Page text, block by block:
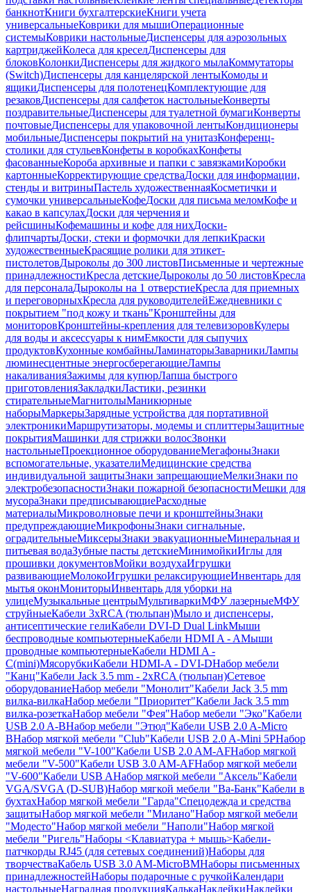
банкнотКниги бухгалтерскиеКниги учета
универсальныеКоврики для мышиОперационные
системыКоврики настольныеДиспенсеры для аэрозольных
картриджейКолеса для креселДиспенсеры для
блоковКолонкиДиспенсеры для жидкого мылаКоммутаторы
(Switch)Диспенсеры для канцелярской лентыКомоды и
ящикиДиспенсеры для полотенецКомплектующие для
резаковДиспенсеры для салфеток настольныеКонверты
поздравительныеДиспенсеры для туалетной бумагиКонверты
почтовыеДиспенсеры для упаковочной лентыКондиционеры
мобильныеДиспенсеры покрытий на унитазКонференц-
столики для стульевКонфеты в коробкахКонфеты
фасованныеКороба архивные и папки с завязкамиКоробки
картонныеКорректирующие средстваДоски для информации,
стенды и витриныПастель художественнаяКосметички и
сумочки универсальныеКофеДоски для письма меломКофе и
какао в капсулахДоски для черчения и
рейсшиныКофемашины и кофе для нихДоски-
флипчартыДоски, стеки и формочки для лепкиКраски
художественныеКрасящие ролики для этикет-
пистолетовДыроколы до 300 листовПисьменные и чертежные
принадлежностиКресла детскиеДыроколы до 50 листовКресла
для персоналаДыроколы на 1 отверстиеКресла для приемных
и переговорныхКресла для руководителейЕжедневники с
покрытием "под кожу и ткань"Кронштейны для
мониторовКронштейны-крепления для телевизоровКулеры
для воды и аксессуары к нимЕмкости для сыпучих
продуктовКухонные комбайныЛаминаторыЗаварникиЛампы
люминесцентные энергосберегающиеЛампы
накаливанияЗажимы для купюрЛапша быстрого
приготовленияЗакладкиЛастики, резинки
стирательныеМагнитолыМаникюрные
наборыМаркерыЗарядные устройства для портативной
электроникиМаршрутизаторы, модемы и сплиттерыЗащитные
покрытияМашинки для стрижки волосЗвонки
настольныеПроекционное оборудованиеМегафоныЗнаки
вспомогательные, указателиМедицинские средства
индивидуальной защитыЗнаки запрещающиеМелкиЗнаки по
электробезопасностиЗнаки пожарной безопасностиМешки для
мусораЗнаки предписывающиеРасходные
материалыМикроволновые печи и кронштейныЗнаки
предупреждающиеМикрофоныЗнаки сигнальные,
оградительныеМиксерыЗнаки эвакуационныеМинеральная и
питьевая водаЗубные пасты детскиеМинимойкиИглы для
прошивки документовМойки воздухаИгрушки
развивающиеМолокоИгрушки релаксирующиеИнвентарь для
мытья оконМониторыИнвентарь для уборки на
улицеМузыкальные центрыМультиваркиМФУ лазерныеМФУ
струйныеКабели 3xRCA (тюльпан)Мыло и диспенсеры,
антисептические гелиКабели DVI-D Dual LinkМыши
беспроводные компьютерныеКабели HDMI A - AМыши
проводные компьютерныеКабели HDMI A -
C(mini)МясорубкиКабели HDMI-A - DVI-DНабор мебели
"Канц"Кабели Jack 3.5 mm - 2xRCA (тюльпан)Сетевое
оборудованиеНабор мебели "Монолит"Кабели Jack 3.5 mm
вилка-вилкаНабор мебели "Приоритет"Кабели Jack 3.5 mm
вилка-розеткаНабор мебели "Фея"Набор мебели "Эко"Кабели
USB 2.0 A-BНабор мебели "Этюд"Кабели USB 2.0 A-Micro
BНабор мягкой мебели "Club"Кабели USB 2.0 A-Mini 5PНабор
мягкой мебели "V-100"Кабели USB 2.0 AM-AFНабор мягкой
мебели "V-500"Кабели USB 3.0 AM-AFНабор мягкой мебели
"V-600"Кабели USB AНабор мягкой мебели "Аксель"Кабели
VGA/SVGA (D-SUB)Набор мягкой мебели "Ва-Банк"Кабели в
бухтахНабор мягкой мебели "Гарда"Спецодежда и средства
защитыНабор мягкой мебели "Милано"Набор мягкой мебели
"Модесто"Набор мягкой мебели "Наполи"Набор мягкой
мебели "Ригель"Наборы <Клавиатура + мышь>Кабели-
патчкорды RJ45 (для сетевых соединений)Наборы для
творчестваКабель USB 3.0 AM-MicroBMНаборы письменных
принадлежностейНаборы подарочные с ручкойКалендари
настольныеНаградная продукцияКалькаНаклейкиНаклейки